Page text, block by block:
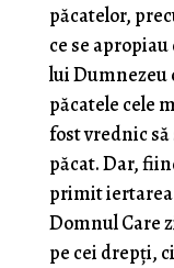
păcatelor,
ce se
lui Dumnezeu
păcatele cele
fost vrednic
păcat. Dar,
primit iertarea
Domnul Care
pe cei drepţi,